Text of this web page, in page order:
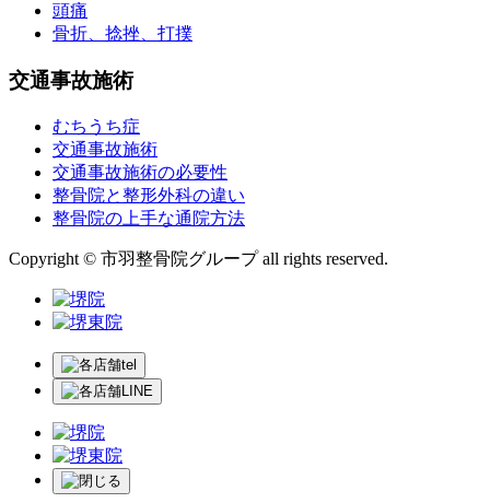
頭痛
骨折、捻挫、打撲
交通事故施術
むちうち症
交通事故施術
交通事故施術の必要性
整骨院と整形外科の違い
整骨院の上手な通院方法
Copyright © 市羽整骨院グループ all rights reserved.